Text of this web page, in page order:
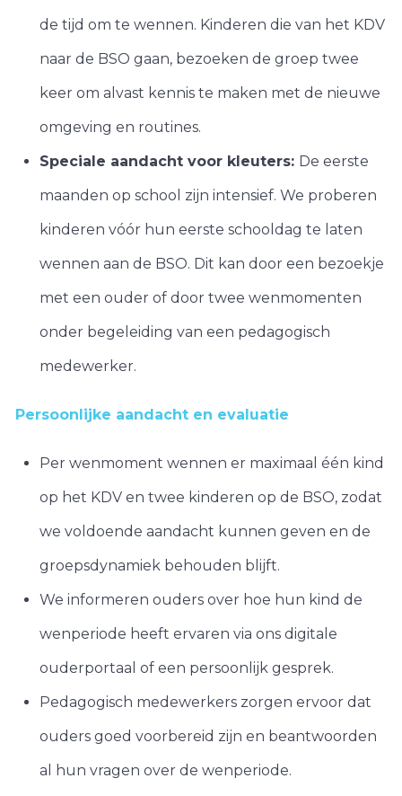
de tijd om te wennen. Kinderen die van het KDV
naar de BSO gaan, bezoeken de groep twee
keer om alvast kennis te maken met de nieuwe
omgeving en routines.
Speciale aandacht voor kleuters: De eerste
maanden op school zijn intensief. We proberen
kinderen vóór hun eerste schooldag te laten
wennen aan de BSO. Dit kan door een bezoekje
met een ouder of door twee wenmomenten
onder begeleiding van een pedagogisch
medewerker.
Persoonlijke aandacht en evaluatie
Per wenmoment wennen er maximaal één kind
op het KDV en twee kinderen op de BSO, zodat
we voldoende aandacht kunnen geven en de
groepsdynamiek behouden blijft.
We informeren ouders over hoe hun kind de
wenperiode heeft ervaren via ons digitale
ouderportaal of een persoonlijk gesprek.
Pedagogisch medewerkers zorgen ervoor dat
ouders goed voorbereid zijn en beantwoorden
al hun vragen over de wenperiode.